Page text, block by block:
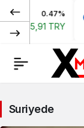
0.47%
45,91 TRY
Suriyede